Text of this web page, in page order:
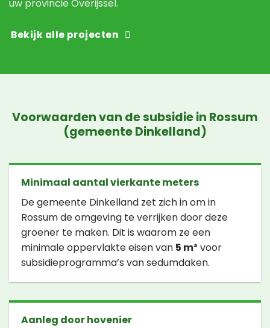
uw provincie Overijssel.
Bekijk alle projecten
Voorwaarden van de subsidie in Rossum
(gemeente Dinkelland)
Minimaal aantal vierkante meters
De gemeente Dinkelland zet zich in om in
Rossum de omgeving te verrijken door deze
groener te maken. Dit is waarom ze een
minimale oppervlakte eisen van 5 m² voor
subsidieprogramma’s van sedumdaken.
Aanleg door hovenier